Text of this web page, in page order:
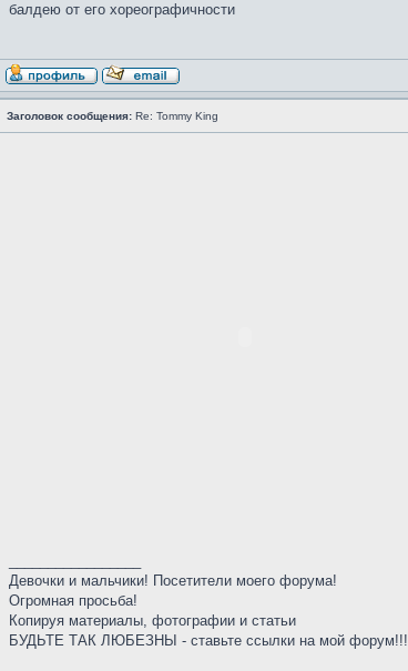
балдею от его хореографичности
Заголовок сообщения: Re: Tommy King
Девочки и мальчики! Посетители моего форума!
Огромная просьба!
Копируя материалы, фотографии и статьи
БУДЬТЕ ТАК ЛЮБЕЗНЫ - ставьте ссылки на мой форум!!!